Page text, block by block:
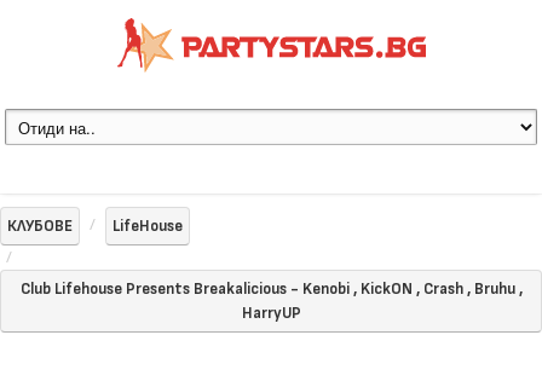
КЛУБОВЕ LifeHouse
Club Lifehouse Presents Breakalicious - Kenobi , KickON , Crash , Bruhu ,
HarryUP